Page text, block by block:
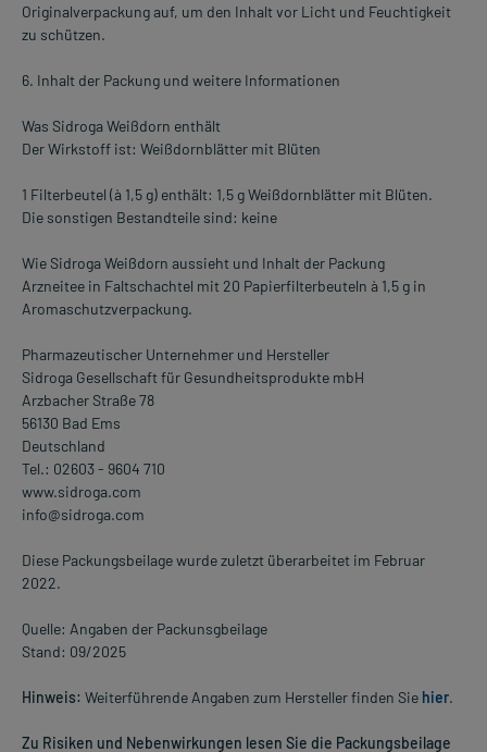
Originalverpackung auf, um den Inhalt vor Licht und Feuchtigkeit
zu schützen.
6. Inhalt der Packung und weitere Informationen
Was Sidroga Weißdorn enthält
Der Wirkstoff ist: Weißdornblätter mit Blüten
1 Filterbeutel (à 1,5 g) enthält: 1,5 g Weißdornblätter mit Blüten.
Die sonstigen Bestandteile sind: keine
Wie Sidroga Weißdorn aussieht und Inhalt der Packung
Arzneitee in Faltschachtel mit 20 Papierfilterbeuteln à 1,5 g in
Aromaschutzverpackung.
Pharmazeutischer Unternehmer und Hersteller
Sidroga Gesellschaft für Gesundheitsprodukte mbH
Arzbacher Straße 78
56130 Bad Ems
Deutschland
Tel.: 02603 - 9604 710
www.sidroga.com
info@sidroga.com
Diese Packungsbeilage wurde zuletzt überarbeitet im Februar
2022.
Quelle: Angaben der Packunsgbeilage
Stand: 09/2025
Hinweis: Weiterführende Angaben zum Hersteller finden Sie hier.
Zu Risiken und Nebenwirkungen lesen Sie die Packungsbeilage